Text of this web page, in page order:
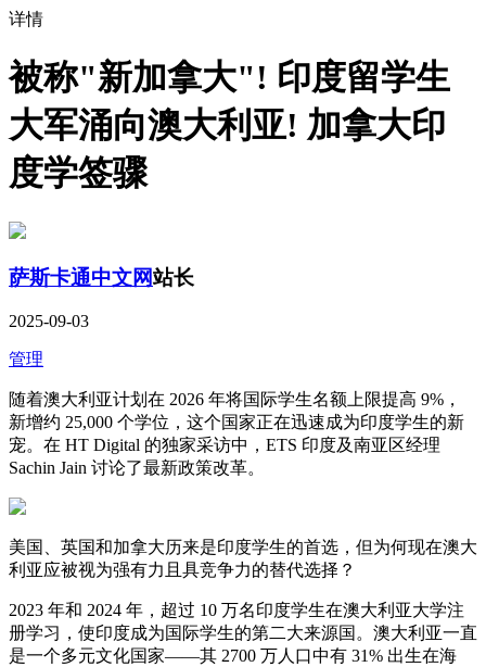
详情
被称"新加拿大"! 印度留学生
大军涌向澳大利亚! 加拿大印
度学签骤
萨斯卡通中文网站长
2025-09-03
管理
随着澳大利亚计划在 2026 年将国际学生名额上限提高 9%，
新增约 25,000 个学位，这个国家正在迅速成为印度学生的新
宠。在 HT Digital 的独家采访中，ETS 印度及南亚区经理
Sachin Jain 讨论了最新政策改革。
美国、英国和加拿大历来是印度学生的首选，但为何现在澳大
利亚应被视为强有力且具竞争力的替代选择？
2023 年和 2024 年，超过 10 万名印度学生在澳大利亚大学注
册学习，使印度成为国际学生的第二大来源国。澳大利亚一直
是一个多元文化国家——其 2700 万人口中有 31% 出生在海